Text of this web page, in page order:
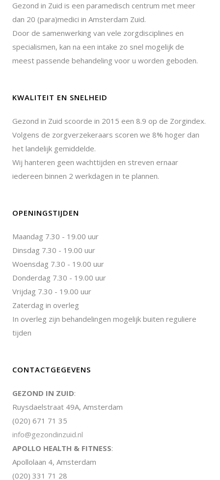
Gezond in Zuid is een paramedisch centrum met meer
dan 20 (para)medici in Amsterdam Zuid.
Door de samenwerking van vele zorgdisciplines en
specialismen, kan na een intake zo snel mogelijk de
meest passende behandeling voor u worden geboden.
KWALITEIT EN SNELHEID
Gezond in Zuid scoorde in 2015 een 8.9 op de Zorgindex.
Volgens de zorgverzekeraars scoren we 8% hoger dan
het landelijk gemiddelde.
Wij hanteren geen wachttijden en streven ernaar
iedereen binnen 2 werkdagen in te plannen.
OPENINGSTIJDEN
Maandag 7.30 - 19.00 uur
Dinsdag 7.30 - 19.00 uur
Woensdag 7.30 - 19.00 uur
Donderdag 7.30 - 19.00 uur
Vrijdag 7.30 - 19.00 uur
Zaterdag in overleg
In overleg zijn behandelingen mogelijk buiten reguliere
tijden
CONTACTGEGEVENS
GEZOND IN ZUID:
Ruysdaelstraat 49A, Amsterdam
(020) 671 71 35
info@gezondinzuid.nl
APOLLO HEALTH & FITNESS:
Apollolaan 4, Amsterdam
(020) 331 71 28